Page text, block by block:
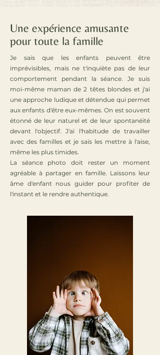
Une expérience amusante
pour toute la famille
Je sais que les enfants peuvent être
imprévisibles, mais ne t'inquiète pas de leur
comportement pendant la séance. Je suis
moi-même maman de 2 têtes blondes et j'ai
une approche ludique et détendue qui permet
aux enfants d'être eux-mêmes. On est souvent
étonné de leur naturel et de leur spontanéité
devant l'objectif. J'ai l'habitude de travailler
avec des familles et je sais les mettre à l'aise,
même les plus timides.
La séance photo doit rester un moment
agréable à partager en famille. Laissons leur
âme d'enfant nous guider pour profiter de
l'instant et le rendre authentique.